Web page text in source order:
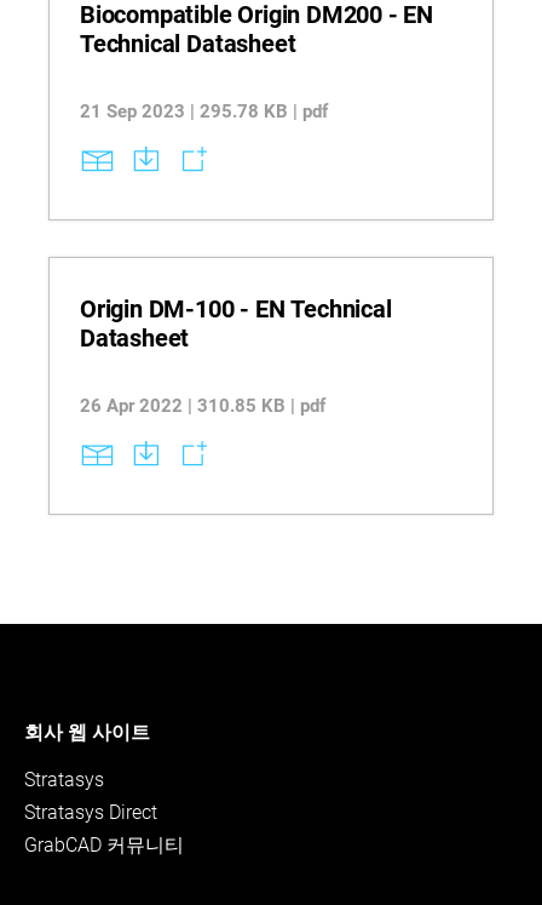
Biocompatible Origin DM200 - EN
Technical Datasheet
21 Sep 2023 | 295.78 KB | pdf
Origin DM-100 - EN Technical
Datasheet
26 Apr 2022 | 310.85 KB | pdf
회사 웹 사이트
Stratasys
Stratasys Direct
GrabCAD 커뮤니티